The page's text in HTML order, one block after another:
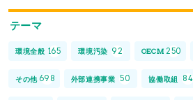
テーマ
環境全般 165 環境汚染 92 OECM 250
その他 698 外部連携事業 50 協働取組 84